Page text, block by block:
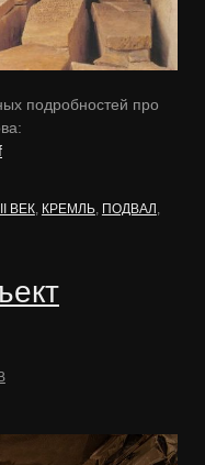
подробностей про
ВЕК, КРЕМЛЬ, ПОДВАЛ ,